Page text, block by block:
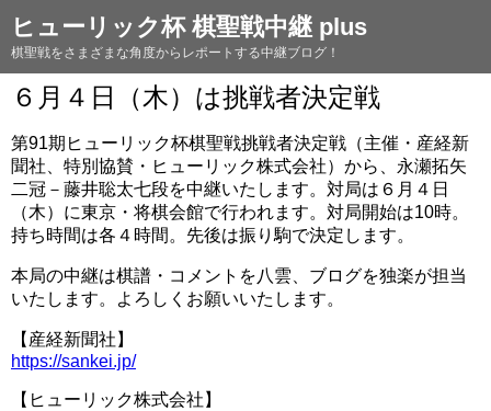
ヒューリック杯 棋聖戦中継 plus
棋聖戦をさまざまな角度からレポートする中継ブログ！
６月４日（木）は挑戦者決定戦
第91期ヒューリック杯棋聖戦挑戦者決定戦（主催・産経新
聞社、特別協賛・ヒューリック株式会社）から、永瀬拓矢
二冠－藤井聡太七段を中継いたします。対局は６月４日
（木）に東京・将棋会館で行われます。対局開始は10時。
持ち時間は各４時間。先後は振り駒で決定します。
本局の中継は棋譜・コメントを八雲、ブログを独楽が担当
いたします。よろしくお願いいたします。
【産経新聞社】
https://sankei.jp/
【ヒューリック株式会社】